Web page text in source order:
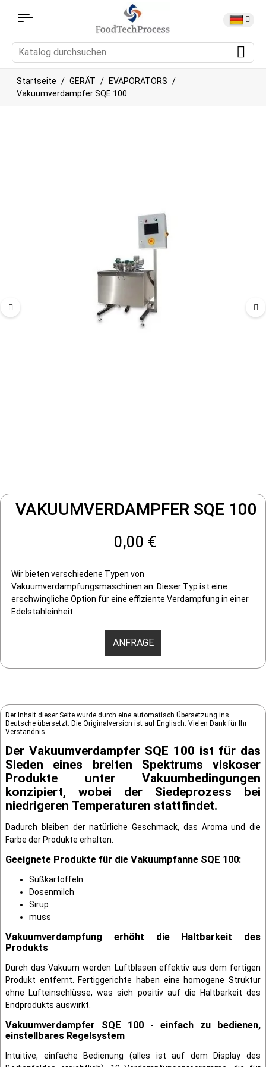
Startseite GERÄT
EVAPORATORS
Vakuumverdampfer SQE 100
VAKUUMVERDAMPFER SQE 100
0,00 €
Wir bieten verschiedene Typen von
Vakuumverdampfungsmaschinen an. Dieser Typ ist eine
erschwingliche Option für eine effiziente Verdampfung in einer
Edelstahleinheit.
ANFRAGE
Der Inhalt dieser Seite wurde durch eine automatisch Übersetzung ins
Deutsche übersetzt. Die Originalversion ist auf Englisch. Vielen Dank für Ihr
Verständnis.
Der Vakuumverdampfer SQE 100 ist für das
Sieden eines breiten Spektrums viskoser
Produkte unter Vakuumbedingungen
konzipiert, wobei der Siedeprozess bei
niedrigeren Temperaturen stattfindet.
Dadurch bleiben der natürliche Geschmack, das Aroma und die
Farbe der Produkte erhalten.
Geeignete Produkte für die Vakuumpfanne SQE 100:
Süßkartoffeln
Dosenmilch
Sirup
muss
Vakuumverdampfung erhöht die Haltbarkeit des
Produkts
Durch das Vakuum werden Luftblasen effektiv aus dem fertigen
Produkt entfernt. Fertiggerichte haben eine homogene Struktur
ohne Lufteinschlüsse, was sich positiv auf die Haltbarkeit des
Endprodukts auswirkt.
Vakuumverdampfer SQE 100 - einfach zu bedienen,
einstellbares Regelsystem
Intuitive, einfache Bedienung (alles ist auf dem Display des